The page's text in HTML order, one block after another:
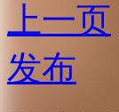
上一页
发布